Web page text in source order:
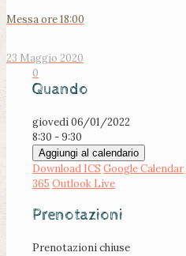
Messa ore 18:00
23 Maggio 2020
0
Quando
giovedì 06/01/2022
8:30 - 9:30
Aggiungi al calendario
Download ICS Google Calendar
365 Outlook Live
Prenotazioni
Prenotazioni chiuse